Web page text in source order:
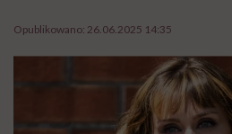
Opublikowano: 26.06.2025 14:35